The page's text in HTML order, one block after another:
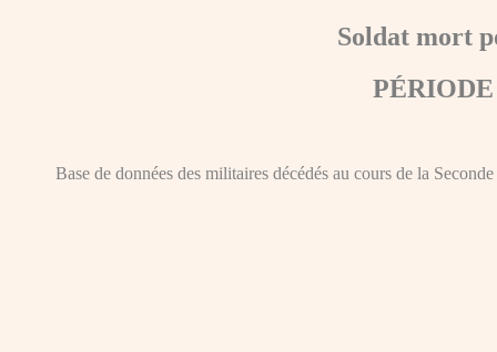
Soldat mort
Base de données des militaires décédés au cours de la